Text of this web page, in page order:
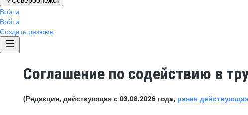
Войти
Войти
Создать резюме
Соглашение по содействию в
(Редакция, действующая с 03.08.2026 года, ранее